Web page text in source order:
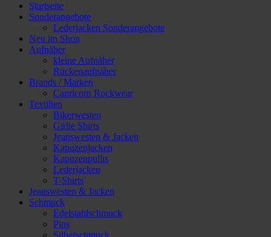
Startseite
Sonderangebote
Lederjacken Sonderangebote
Neu im Shop
Aufnäher
kleine Aufnäher
Rückenaufnäher
Brands / Marken
Capricorn Rockwear
Textilien
Bikerwesten
Girlie Shirts
Jeanswesten & Jacken
Kapuzenjacken
Kapuzenpullis
Lederjacken
T-Shirts
Jeanswesten & Jacken
Schmuck
Edelstahlschmuck
Pins
Silberschmuck